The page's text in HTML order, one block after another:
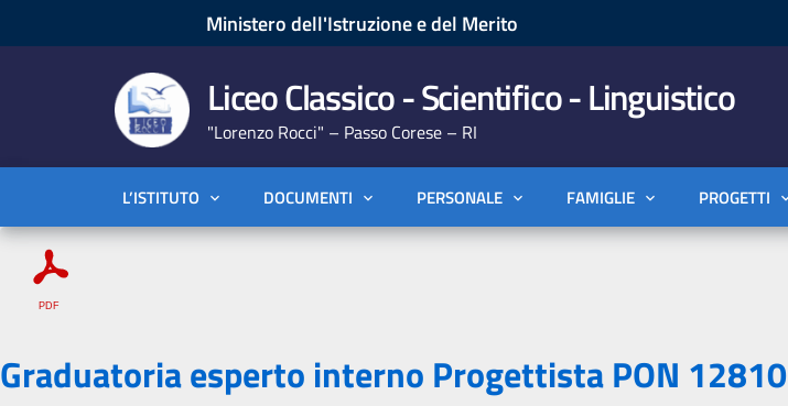
Ministero dell'Istruzione e del Merito
Liceo Classico - Scientifico - Linguistico
"Lorenzo Rocci" – Passo Corese – RI
L’ISTITUTO DOCUMENTI PERSONALE FAMIGLIE PROGETTI
Graduatoria esperto interno Progettista PON 12810